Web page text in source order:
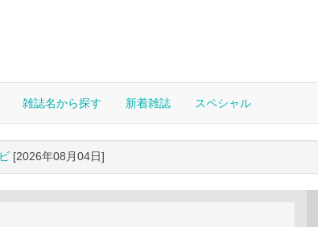
雑誌名から探す 新着雑誌 スペシャル
[2026年08月04日]